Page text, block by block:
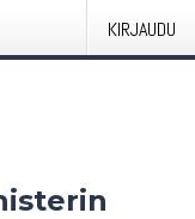
KIRJAUDU